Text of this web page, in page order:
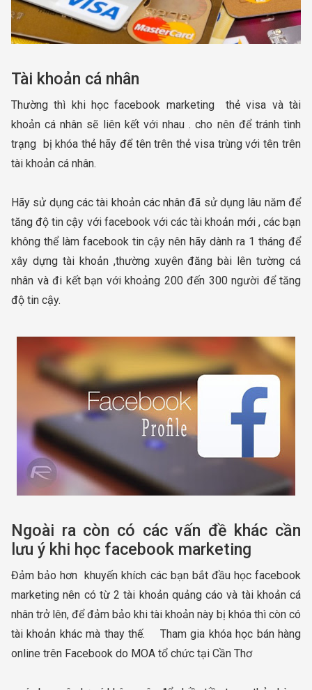
Tài khoản cá nhân
Thường thì khi học facebook marketing thẻ visa và tài
khoản cá nhân sẽ liên kết với nhau . cho nên để tránh tình
trạng bị khóa thẻ hãy để tên trên thẻ visa trùng với tên trên
tài khoản cá nhân.
Hãy sử dụng các tài khoản các nhân đã sử dụng lâu năm để
tăng độ tin cậy với facebook với các tài khoản mới , các bạn
không thể làm facebook tin cậy nên hãy dành ra 1 tháng để
xây dựng tài khoản ,thường xuyên đăng bài lên tường cá
nhân và đi kết bạn với khoảng 200 đến 300 người để tăng
độ tin cậy.
Ngoài ra còn có các vấn đề khác cần
lưu ý khi học facebook marketing
Đảm bảo hơn khuyến khích các bạn bắt đầu học facebook
marketing nên có từ 2 tài khoản quảng cáo và tài khoản cá
nhân trở lên, để đảm bảo khi tài khoản này bị khóa thì còn có
tài khoản khác mà thay thế. Tham gia khóa học bán hàng
online trên Facebook do MOA tổ chức tại Cần Thơ